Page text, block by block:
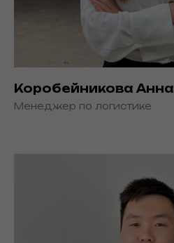
Коробейникова Анна
Менеджер по логистике